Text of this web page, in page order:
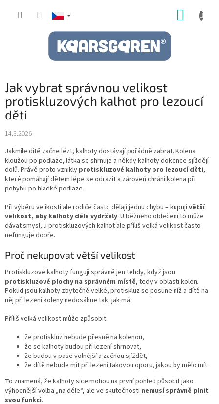
Jak vybrat správnou velikost
protiskluzových kalhot pro lezoucí
děti
14.3.2026
Jakmile dítě začne lézt, kalhoty dostávají pořádně zabrat. Kolena
kloužou po podlaze, látka se shrnuje a někdy kalhoty dokonce sjíždějí
dolů. Právě proto vznikly protiskluzové kalhoty pro lezoucí děti,
které pomáhají dětem lépe se odrazit a zároveň chrání kolena při
pohybu po hladké podlaze.
Při výběru velikosti ale rodiče často dělají jednu chybu – kupujívětší
velikost, aby kalhoty déle vydržely. U běžného oblečení to může
dávat smysl, u protiskluzových kalhot ale příliš velká velikost často
nefunguje dobře.
Proč nekupovat větší velikost
Protiskluzové kalhoty fungují správně jen tehdy, když jsou
protiskluzové plochy na správném místě, tedy v oblasti kolen.
Pokud jsou kalhoty zbytečně velké, protiskluz se posune níž a dítě na
něj při lezení koleny nedosáhne tak, jak má.
Příliš velká velikost může způsobit:
že protiskluz nebude přesně na kolenou,
že se kalhoty budou při lezení shrnovat,
že budou v pase volnější a začnou sjíždět,
že dítě nebude mít při lezení takovou oporu, jakou by mělo mít.
To znamená, že kalhoty sice mohou na první pohled působit jako
výhodnější volba „na déle“, ale ve skutečnosti nemusí správně plnit
svou funkci.